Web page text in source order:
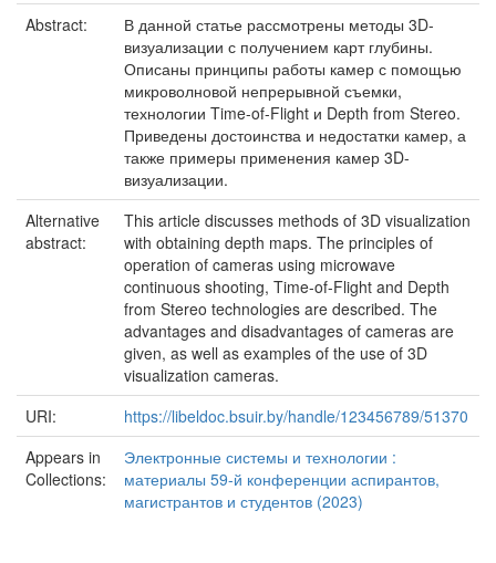
Abstract:
В данной статье рассмотрены методы 3D-
визуализации с получением карт глубины.
Описаны принципы работы камер с помощью
микроволновой непрерывной съемки,
технологии Time-of-Flight и Depth from Stereo.
Приведены достоинства и недостатки камер, а
также примеры применения камер 3D-
визуализации.
Alternative
abstract:
This article discusses methods of 3D visualization
with obtaining depth maps. The principles of
operation of cameras using microwave
continuous shooting, Time-of-Flight and Depth
from Stereo technologies are described. The
advantages and disadvantages of cameras are
given, as well as examples of the use of 3D
visualization cameras.
URI:
https://libeldoc.bsuir.by/handle/123456789/51370
Appears in
Collections:
Электронные системы и технологии :
материалы 59-й конференции аспирантов,
магистрантов и студентов (2023)